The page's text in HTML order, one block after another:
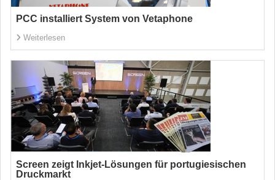
PCC installiert System von Vetaphone
Weiterlesen
Screen zeigt Inkjet-Lösungen für portugiesischen
Druckmarkt